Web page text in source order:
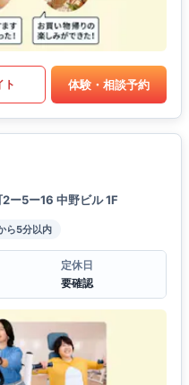
ト 体験・相談予約
ー5ー16 中野ビル 1F
ら5分以内
定休日
要確認